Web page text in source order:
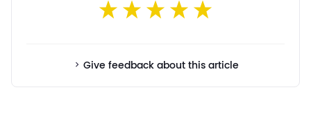
Give feedback about this article